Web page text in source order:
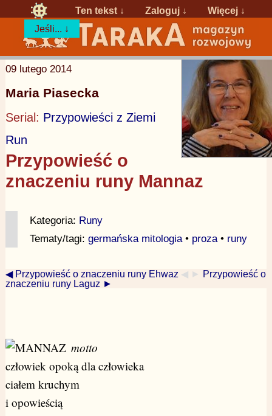
Ten tekst ↓ Zaloguj ↓
Więcej ↓
Jeśli... ↓
09 lutego 2014
Maria Piasecka
Serial: Przypowieści z Ziemi
Run
Przypowieść o
znaczeniu runy Mannaz
Kategoria: Runy
Tematy/tagi: germańska mitologia• proza• runy
◀ Przypowieść o znaczeniu runy Ehwaz ◀ ► Przypowieść o
znaczeniu runy Laguz ►
motto
człowiek opoką dla człowieka
ciałem kruchym
i opowieścią